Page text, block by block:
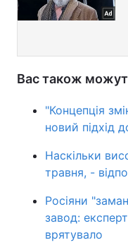
Вас також
"Концепція
новий підхід
Наскільки
травня, -
Росіяни
завод:
врятувало